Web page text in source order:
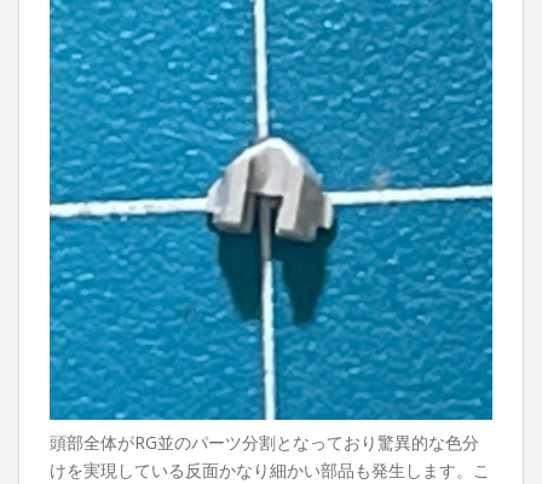
頭部全体がRG並のパーツ分割となっており驚異的な色分
けを実現している反面かなり細かい部品も発生します。こ